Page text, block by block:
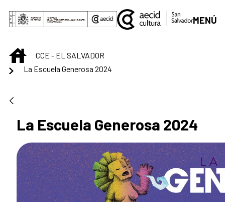
Saltar al contenido principal
MENÚ
INICIOCCE - EL SALVADOR
La Escuela Generosa 2024
La Escuela Generosa 2024